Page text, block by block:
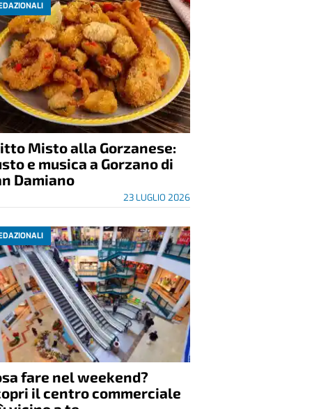
Misto alla Gorzanese:
e musica a Gorzano di
Damiano
23 LUGLIO 2026
fare nel weekend?
il centro commerciale